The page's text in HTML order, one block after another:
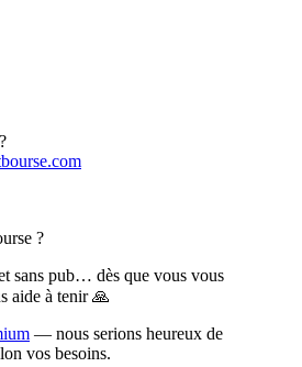
?
sans pub… dès que vous vous
aide à tenir 🙏
— nous serions heureux de
vos besoins.